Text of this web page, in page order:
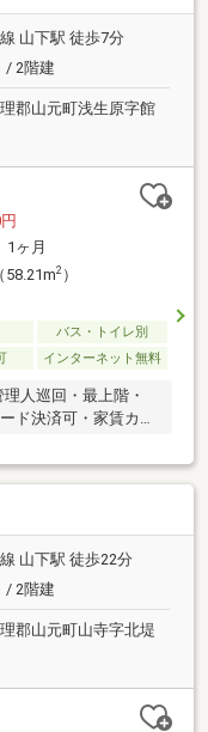
線 山下駅 徒歩7分
/ 2階建
郡山元町浅生原字館
1ヶ月
58.21m2）
バス・トイレ別
インターネット無料
人巡回・最上階・
ド決済可・家賃カー
線 山下駅 徒歩22分
/ 2階建
郡山元町山寺字北堤